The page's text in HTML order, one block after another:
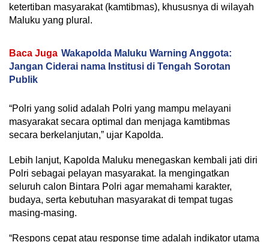
ketertiban masyarakat (kamtibmas), khususnya di wilayah
Maluku yang plural.
Baca Juga Wakapolda Maluku Warning Anggota:
Jangan Ciderai nama Institusi di Tengah Sorotan
Publik
“Polri yang solid adalah Polri yang mampu melayani
masyarakat secara optimal dan menjaga kamtibmas
secara berkelanjutan,” ujar Kapolda.
Lebih lanjut, Kapolda Maluku menegaskan kembali jati diri
Polri sebagai pelayan masyarakat. Ia mengingatkan
seluruh calon Bintara Polri agar memahami karakter,
budaya, serta kebutuhan masyarakat di tempat tugas
masing-masing.
“Respons cepat atau response time adalah indikator utama